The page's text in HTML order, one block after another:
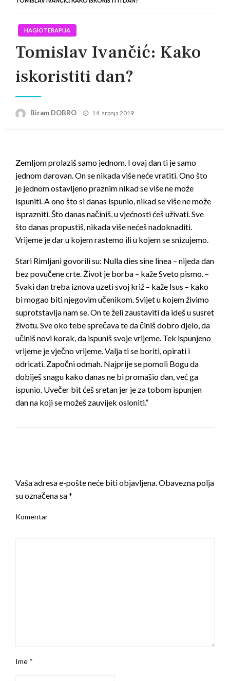
HAGIOTERAPIJA
Tomislav Ivančić: Kako
iskoristiti dan?
Biram DOBRO
Posted
14. srpnja 2019.
Zemljom prolaziš samo jednom. I ovaj dan ti je samo
jednom darovan. On se nikada više neće vratiti. Ono što
je jednom ostavljeno praznimnikad se više ne može
ispuniti. A ono što si danas ispunio, nikad se više ne može
isprazniti. Što danas načiniš, u vjećnosti ćeš uživati. Sve
što danas propustiš, nikada više nećeš nadoknaditi.
Vrijeme je dar u kojem rastemo ili u kojem se snizujemo.
Stari Rimljani govorili su: Nulla dies sine linea – nijeda dan
bez povučene crte. Život je borba – kaže Sveto pismo. –
Svaki dan treba iznova uzeti svoj križ – kaže Isus – kako
bi mogao biti njegovim učenikom. Svijet u kojem živimo
suprotstavlja nam se. On te želi zaustaviti da ideš u susret
životu. Sve oko tebe sprečava te da činiš dobro djelo, da
učiniš novi korak, da ispuniš svoje vrijeme. Tek ispunjeno
vrijeme je vječno vrijeme. Valja ti se boriti, opirati i
odricati. Započni odmah. Najprije se pomoli Bogu da
dobiješ snagu kako danas ne bi promašio dan, već ga
ispunio. Uvečer bit ćeš sretan jer je za tobom ispunjen
dan na koji se možeš zauvijek osloniti.”
Vaša adresa e-pošte neće biti objavljena. Obavezna polja
su označena sa*
Komentar
Ime *